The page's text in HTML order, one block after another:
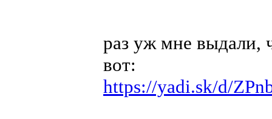
раз уж мне выдали,
вот:
https://yadi.sk/d/